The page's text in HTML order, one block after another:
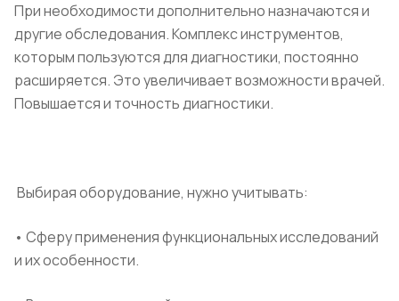
При необходимости дополнительно назначаются и
другие обследования. Комплекс инструментов,
которым пользуются для диагностики, постоянно
расширяется. Это увеличивает возможности врачей.
Повышается и точность диагностики.
Выбирая оборудование, нужно учитывать:
• Сферу применения функциональных исследований
и их особенности.